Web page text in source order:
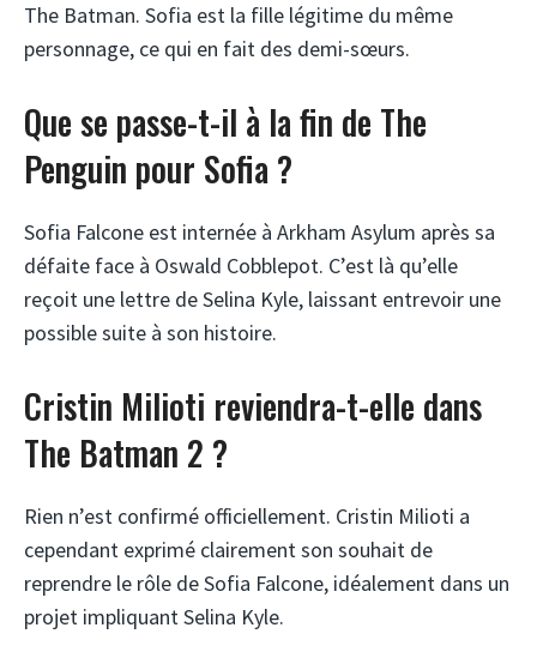
The Batman. Sofia est la fille légitime du même
personnage, ce qui en fait des demi-sœurs.
Que se passe-t-il à la fin de The
Penguin pour Sofia ?
Sofia Falcone est internée à Arkham Asylum après sa
défaite face à Oswald Cobblepot. C’est là qu’elle
reçoit une lettre de Selina Kyle, laissant entrevoir une
possible suite à son histoire.
Cristin Milioti reviendra-t-elle dans
The Batman 2 ?
Rien n’est confirmé officiellement. Cristin Milioti a
cependant exprimé clairement son souhait de
reprendre le rôle de Sofia Falcone, idéalement dans un
projet impliquant Selina Kyle.